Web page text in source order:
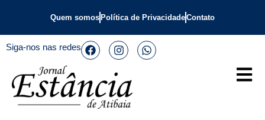
Quem somos Política de PrivacidadeContato
Siga-nos nas redes